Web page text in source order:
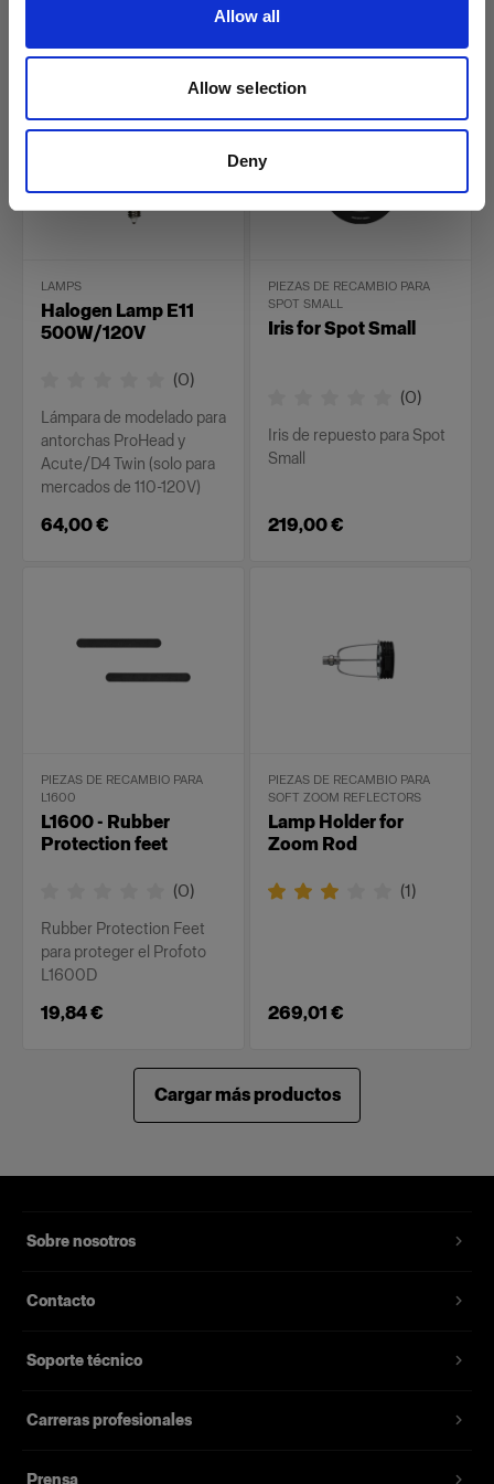
Allow all
Allow selection
Deny
LAMPS
Halogen Lamp E11
500W/120V
(0)
Lámpara de modelado para
antorchas ProHead y
Acute/D4 Twin (solo para
mercados de 110-120V)
64,00 €
PIEZAS DE RECAMBIO PARA
SPOT SMALL
Iris for Spot Small
(0)
Iris de repuesto para Spot
Small
219,00 €
PIEZAS DE RECAMBIO PARA
L1600
L1600 - Rubber
Protection feet
(0)
Rubber Protection Feet
para proteger el Profoto
L1600D
19,84 €
PIEZAS DE RECAMBIO PARA
SOFT ZOOM REFLECTORS
Lamp Holder for
Zoom Rod
(1)
269,01 €
Cargar más productos
Sobre nosotros
Contacto
Soporte técnico
Carreras profesionales
Prensa